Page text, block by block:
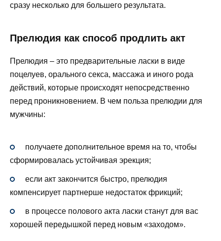
сразу несколько для большего результата.
Прелюдия как способ продлить акт
Прелюдия – это предварительные ласки в виде
поцелуев, орального секса, массажа и иного рода
действий, которые происходят непосредственно
перед проникновением. В чем польза прелюдии для
мужчины:
получаете дополнительное время на то, чтобы
сформировалась устойчивая эрекция;
если акт закончится быстро, прелюдия
компенсирует партнерше недостаток фрикций;
в процессе полового акта ласки станут для вас
хорошей передышкой перед новым «заходом».